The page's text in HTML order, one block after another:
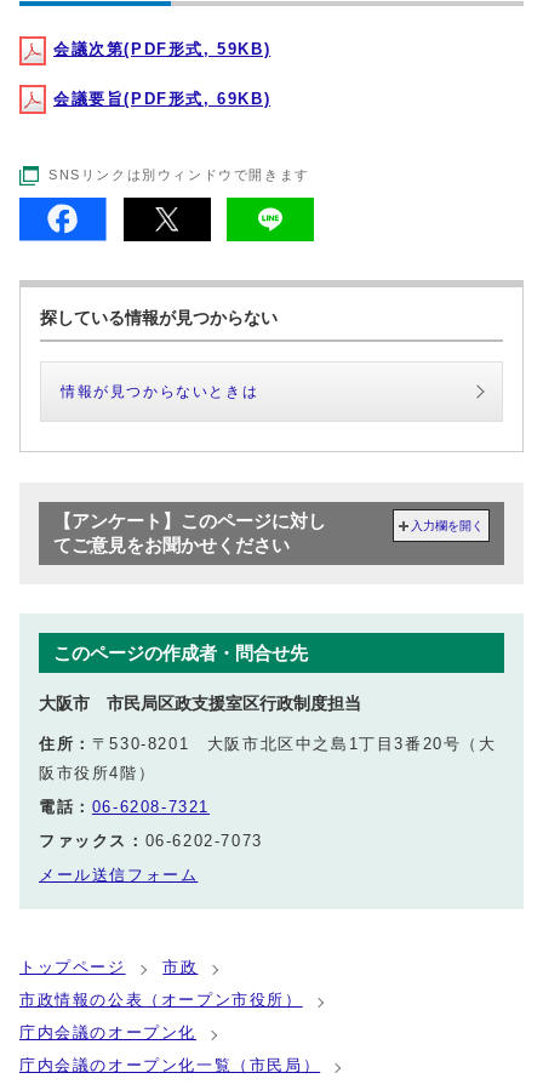
会議次第(PDF形式, 59KB)
会議要旨(PDF形式, 69KB)
SNSリンクは別ウィンドウで開きます
探している情報が見つからない
情報が見つからないときは
【アンケート】このページに対し
てご意見をお聞かせください
入力欄を開く
このページの作成者・問合せ先
大阪市 市民局区政支援室区行政制度担当
住所： 〒530-8201 大阪市北区中之島1丁目3番20号（大
阪市役所4階）
電話： 06-6208-7321
ファックス： 06-6202-7073
メール送信フォーム
トップページ
市政
市政情報の公表（オープン市役所）
庁内会議のオープン化
庁内会議のオープン化一覧（市民局）